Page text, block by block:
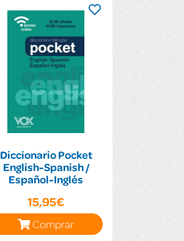
Diccionario Pocket
English-Spanish /
Español-Inglés
15,95€
Comprar